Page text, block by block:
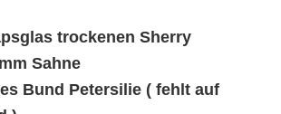
trockenen Sherry
Sahne
Bund Petersilie ( fehlt auf